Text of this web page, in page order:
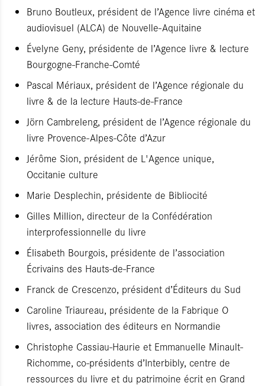
Bruno Boutleux, président de l’Agence livre cinéma et
audiovisuel (ALCA) de Nouvelle-Aquitaine
Évelyne Geny, présidente de l’Agence livre & lecture
Bourgogne-Franche-Comté
Pascal Mériaux, président de l’Agence régionale du
livre & de la lecture Hauts-de-France
Jörn Cambreleng, président de l’Agence régionale du
livre Provence-Alpes-Côte d’Azur
Jérôme Sion, président de L'Agence unique,
Occitanie culture
Marie Desplechin, présidente de Bibliocité
Gilles Million, directeur de la Confédération
interprofessionnelle du livre
Élisabeth Bourgois, présidente de l’association
Écrivains des Hauts-de-France
Franck de Crescenzo, président d’Éditeurs du Sud
Caroline Triaureau, présidente de la Fabrique O
livres, association des éditeurs en Normandie
Christophe Cassiau-Haurie et Emmanuelle Minault-
Richomme, co-présidents d’Interbibly, centre de
ressources du livre et du patrimoine écrit en Grand